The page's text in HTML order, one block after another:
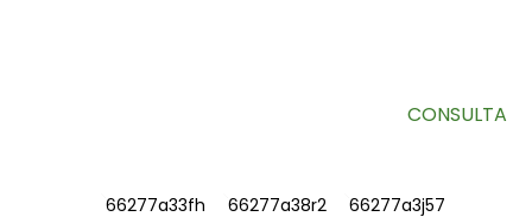
CONSULTA